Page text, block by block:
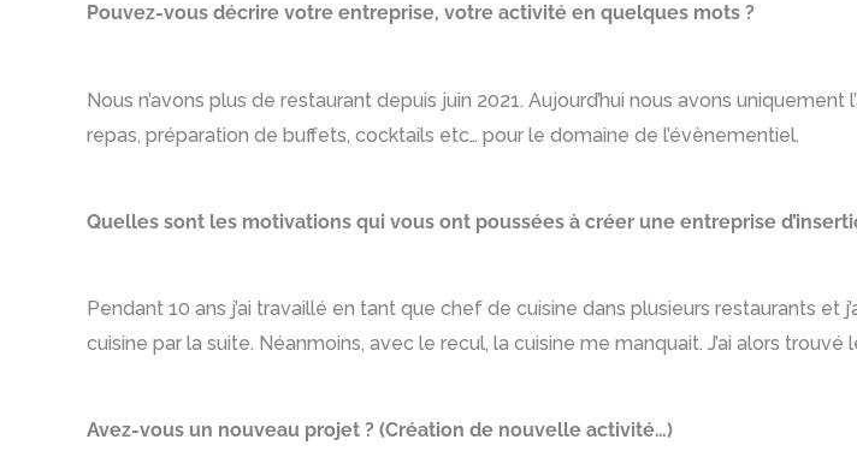
Pouvez-vous décrire votre entreprise, votre activité en quelques mots ?
Nous n’avons plus de restaurant depuis juin 2021. Aujourd’hui nous avons
repas, préparation de buffets, cocktails etc… pour le domaine de l’évènementiel.
Quelles sont les motivations qui vous ont poussées à créer une entreprise
Pendant 10 ans j’ai travaillé en tant que chef de cuisine dans plusieurs restaurants et
cuisine par la suite. Néanmoins, avec le recul, la cuisine me manquait. J’ai alors
Avez-vous un nouveau projet ? (Création de nouvelle activité…)